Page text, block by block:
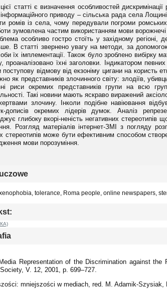
статті є визначення особливостей
приводу – сільська рада села
ромів із села, чому передували погроми
зумовлена частим використанням мови ворожнечі
особливо гостро стоїть у західному регіоні,
В статті звернено увагу на методи, за
їх імплементації. Також було зроблено вибірку
проаналізовано їхні заголовки. Індикатором
поступову відмову від екзоніму цигани на
як представників злочинного світу: злодіїв,
риси окремих представників групи на всю
Такі новини мають яскраво виражений
злочину. Інколи подібне навіювання
дописів окремих лідерів думок. Аналіз
глибоку вкорі-неність негативних
Розгляд матеріалів інтернет-ЗМІ з погляду
стереотипів може бути ефективним способом
мови порозуміння.
tolerance, Roma people, online newspapers,
Representation of the Discrimination against
V. 12, 2001, p. 699–727.
mniejszości w mediach, red. M. Adamik-Szysiak,